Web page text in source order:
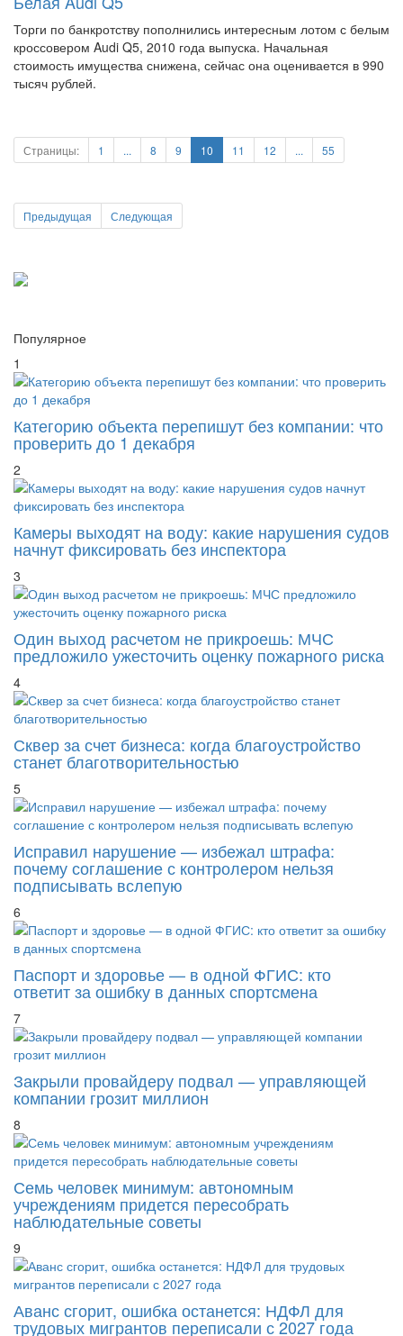
Торги по банкротству пополнились интересным лотом с белым
кроссовером Audi Q5, 2010 года выпуска. Начальная
стоимость имущества снижена, сейчас она оценивается в 990
тысяч рублей.
Страницы: 1 ... 8 9 10 11 12 ... 55
Предыдущая Следующая
Популярное
1
Категорию объекта перепишут без компании: что
проверить до 1 декабря
2
Камеры выходят на воду: какие нарушения судов
начнут фиксировать без инспектора
3
Один выход расчетом не прикроешь: МЧС
предложило ужесточить оценку пожарного риска
4
Сквер за счет бизнеса: когда благоустройство
станет благотворительностью
5
Исправил нарушение — избежал штрафа:
почему соглашение с контролером нельзя
подписывать вслепую
6
Паспорт и здоровье — в одной ФГИС: кто
ответит за ошибку в данных спортсмена
7
Закрыли провайдеру подвал — управляющей
компании грозит миллион
8
Семь человек минимум: автономным
учреждениям придется пересобрать
наблюдательные советы
9
Аванс сгорит, ошибка останется: НДФЛ для
трудовых мигрантов переписали с 2027 года